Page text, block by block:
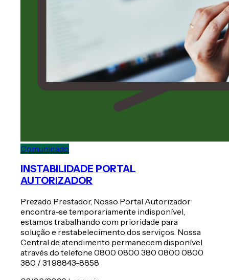
Comunicado
INSTABILIDADE PORTAL
AUTORIZADOR
Prezado Prestador, Nosso Portal Autorizador
encontra-se temporariamente indisponível,
estamos trabalhando com prioridade para
solução e restabelecimento dos serviços. Nossa
Central de atendimento permanecem disponível
através do telefone 0800 0800 380 0800 0800
380 / 31 98843-8858